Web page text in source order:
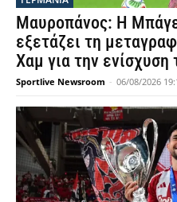
Μαυροπάνος: Η
εξετάζει τη
Χαμ για την ενίσχυση
Sportlive Newsroom - 06/08/2026